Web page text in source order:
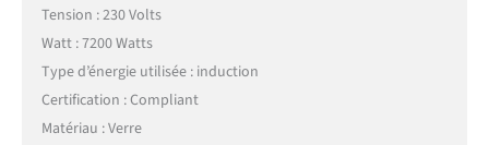
Tension : 230 Volts
Watt : 7200 Watts
Type d’énergie utilisée : induction
Certification : Compliant
Matériau : Verre